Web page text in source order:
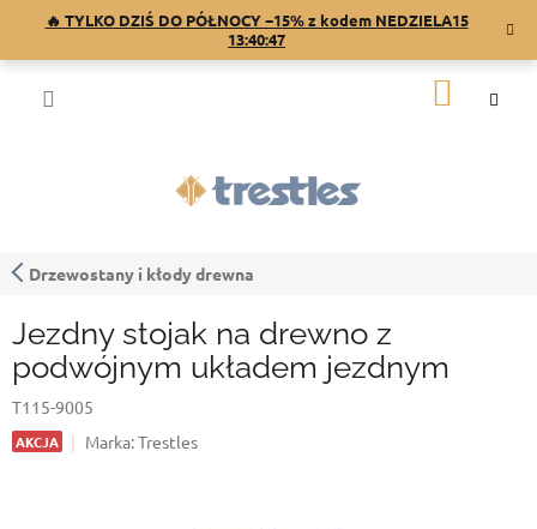
treści
🔥 TYLKO DZIŚ DO PÓŁNOCY −15% z kodem NEDZIELA15
13:40:46
Drzewostany i kłody drewna
Jezdny stojak na drewno z
podwójnym układem jezdnym
T115-9005
AKCJA Marka:Trestles